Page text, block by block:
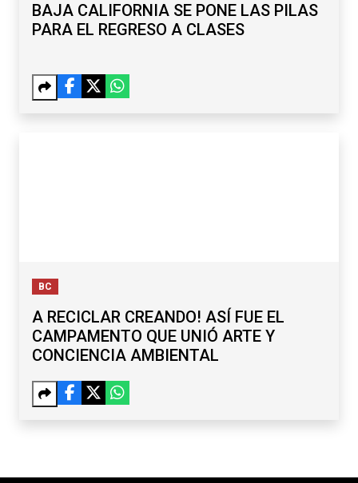
BAJA CALIFORNIA SE PONE LAS PILAS
PARA EL REGRESO A CLASES
BC
A RECICLAR CREANDO! ASÍ FUE EL
CAMPAMENTO QUE UNIÓ ARTE Y
CONCIENCIA AMBIENTAL